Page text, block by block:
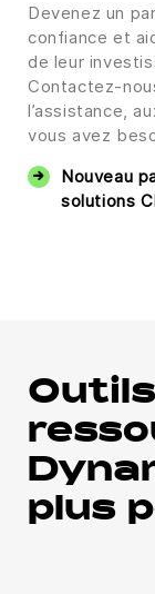
Devenez un
confiance et
de leur
Contactez-
l’assistance,
vous avez
Nouveau
solutions
plus